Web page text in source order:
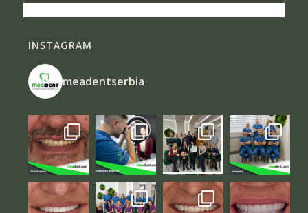
INSTAGRAM
meadentserbia